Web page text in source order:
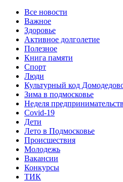
Все новости
Важное
Здоровье
Активное долголетие
Полезное
Книга памяти
Спорт
Люди
Культурный код
Зима в подмосковье
Неделя
Covid-19
Дети
Лето в Подмосковье
Происшествия
Молодежь
Вакансии
Конкурсы
ТИК